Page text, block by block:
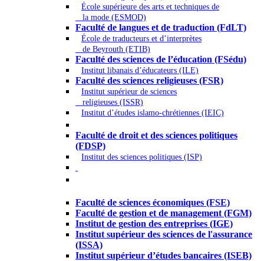
École supérieure des arts et techniques de
la mode (ESMOD)
Faculté de langues et de traduction (FdLT)
École de traducteurs et d’interprètes
de Beyrouth (ETIB)
Faculté des sciences de l’éducation (FSédu)
Institut libanais d’éducateurs (ILE)
Faculté des sciences religieuses (FSR)
Institut supérieur de sciences
religieuses (ISSR)
Institut d’études islamo-chrétiennes (IEIC)
Faculté de droit et des sciences politiques
(FDSP)
Institut des sciences politiques (ISP)
Faculté de sciences économiques (FSE)
Faculté de gestion et de management (FGM)
Institut de gestion des entreprises (IGE)
Institut supérieur des sciences de l'assurance
(ISSA)
Institut supérieur d’études bancaires (ISEB)